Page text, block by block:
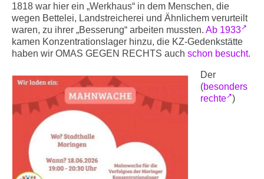
1818 war hier ein „Werkhaus“ in dem Menschen, die
wegen Bettelei, Landstreicherei und Ähnlichem verurteilt
waren, zu ihrer „Besserung“ arbeiten mussten. Ab 1933
kamen Konzentrationslager hinzu, die KZ-Gedenkstätte
haben wir OMAS GEGEN RECHTS auch schon besucht.
Der
(besonders
rechte )